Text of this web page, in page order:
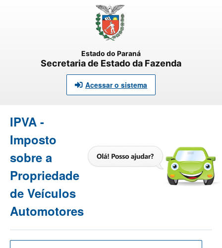
Estado do Paraná
Secretaria de Estado da Fazenda
Acessar o sistema
IPVA -
Imposto
sobre a
Propriedade
de Veículos
Automotores